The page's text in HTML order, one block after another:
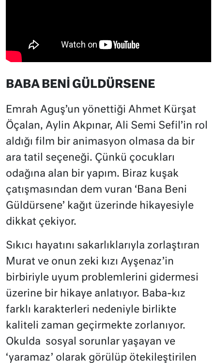
BABA BENİ GÜLDÜRSENE
Emrah Aguş’un yönettiği Ahmet Kürşat
Öçalan, Aylin Akpınar, Ali Semi Sefil’in rol
aldığı film bir animasyon olmasa da bir
ara tatil seçeneği. Çünkü çocukları
odağına alan bir yapım. Biraz kuşak
çatışmasından dem vuran ‘Bana Beni
Güldürsene’ kağıt üzerinde hikayesiyle
dikkat çekiyor.
Sıkıcı hayatını sakarlıklarıyla zorlaştıran
Murat ve onun zeki kızı Ayşenaz’in
birbiriyle uyum problemlerini gidermesi
üzerine bir hikaye anlatıyor. Baba-kız
farklı karakterleri nedeniyle birlikte
kaliteli zaman geçirmekte zorlanıyor.
Okulda sosyal sorunlar yaşayan ve
‘yaramaz’ olarak görülüp ötekileştirilen